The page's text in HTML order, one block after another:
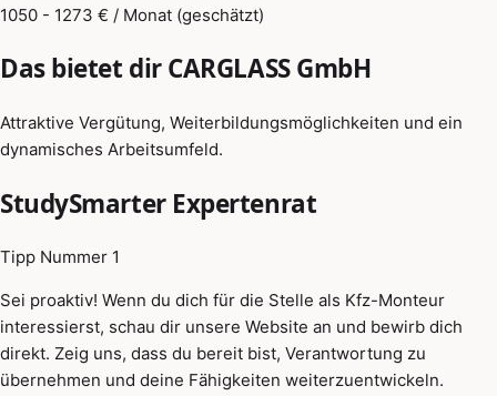
1050 - 1273 € / Monat (geschätzt)
Das bietet dir CARGLASS GmbH
Attraktive Vergütung, Weiterbildungsmöglichkeiten und ein
dynamisches Arbeitsumfeld.
StudySmarter Expertenrat
Tipp Nummer 1
Sei proaktiv! Wenn du dich für die Stelle als Kfz-Monteur
interessierst, schau dir unsere Website an und bewirb dich
direkt. Zeig uns, dass du bereit bist, Verantwortung zu
übernehmen und deine Fähigkeiten weiterzuentwickeln.